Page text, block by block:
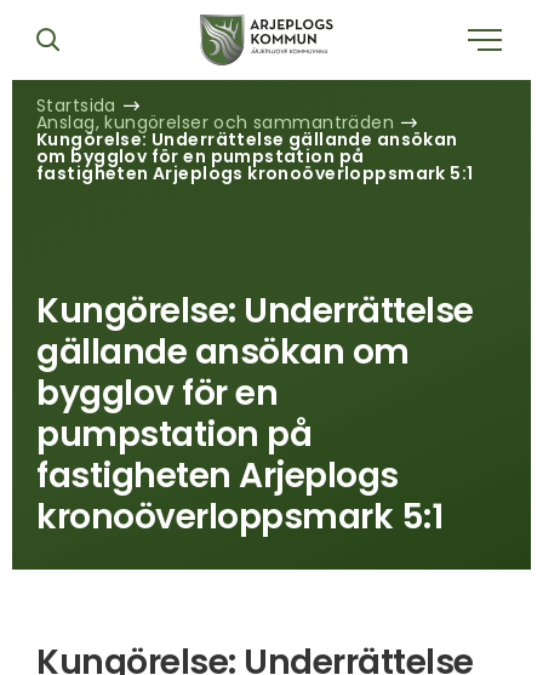
Startsida
Anslag, kungörelser och sammanträden
Kungörelse: Underrättelse gällande ansökan
om bygglov för en pumpstation på
fastigheten Arjeplogs kronoöverloppsmark 5:1
Kungörelse: Underrättelse
gällande ansökan om
bygglov för en
pumpstation på
fastigheten Arjeplogs
kronoöverloppsmark 5:1
Kungörelse: Underrättelse